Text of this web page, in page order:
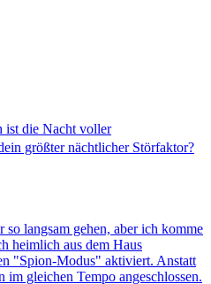
ist die Nacht voller
größter nächtlicher Störfaktor?
langsam gehen, aber ich komme
heimlich aus dem Haus
"Spion-Modus" aktiviert. Anstatt
im gleichen Tempo angeschlossen.